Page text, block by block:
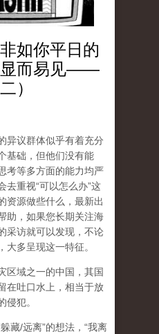
如你平日的
显而易见——
）
异议群体似乎有着充分
基础，但他们没有能
考等多方面的能力均严
去重视“可以怎么办”这
资源做些什么，最新出
助，如果您长期关注海
采访就可以发现，不论
大多呈现这一特征。
区域之一的中国，其国
在吐口水上，相当于放
侵犯。
藏/远离”的想法，“我离